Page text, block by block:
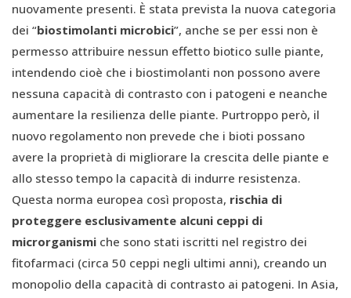
nuovamente presenti. È stata prevista la nuova categoria
dei “biostimolanti microbici”, anche se per essi non è
permesso attribuire nessun effetto biotico sulle piante,
intendendo cioè che i biostimolanti non possono avere
nessuna capacità di contrasto con i patogeni e neanche
aumentare la resilienza delle piante. Purtroppo però, il
nuovo regolamento non prevede che i bioti possano
avere la proprietà di migliorare la crescita delle piante e
allo stesso tempo la capacità di indurre resistenza.
Questa norma europea così proposta, rischia di
proteggere esclusivamente alcuni ceppi di
microrganismi che sono stati iscritti nel registro dei
fitofarmaci (circa 50 ceppi negli ultimi anni), creando un
monopolio della capacità di contrasto ai patogeni. In Asia,